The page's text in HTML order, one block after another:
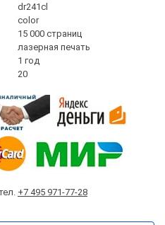
dr241cl
сolor
15 000 страниц
лазерная печать
1 год
20
+7 495 971-77-28